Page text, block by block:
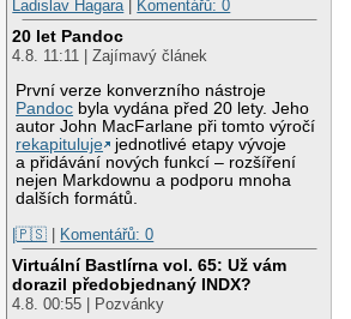
Ladislav Hagara | Komentářů: 0
20 let Pandoc
4.8. 11:11 | Zajímavý článek
První verze konverzního nástroje
Pandoc byla vydána před 20 lety. Jeho
autor John MacFarlane při tomto výročí
rekapituluje
jednotlivé etapy vývoje
a přidávání nových funkcí – rozšíření
nejen Markdownu a podporu mnoha
dalších formátů.
|🇵🇸 | Komentářů: 0
Virtuální Bastlírna vol. 65: Už vám
dorazil předobjednaný INDX?
4.8. 00:55 | Pozvánky